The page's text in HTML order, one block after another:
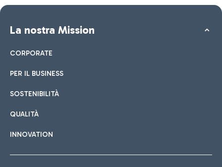
La nostra Mission
CORPORATE
PER IL BUSINESS
SOSTENIBILITÀ
QUALITÀ
INNOVATION